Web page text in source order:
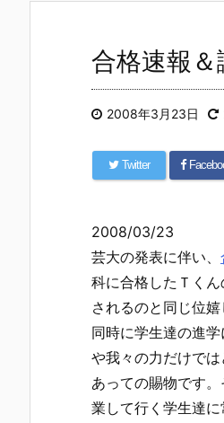
合格速報＆
2008年3月23日
Twitter
2008/03/23
芸大の発表に伴い、
科に合格したＴく
されるのと同じ位
同時に学生達の進
や我々の力だけで
あっての賜物です
業して行く学生達